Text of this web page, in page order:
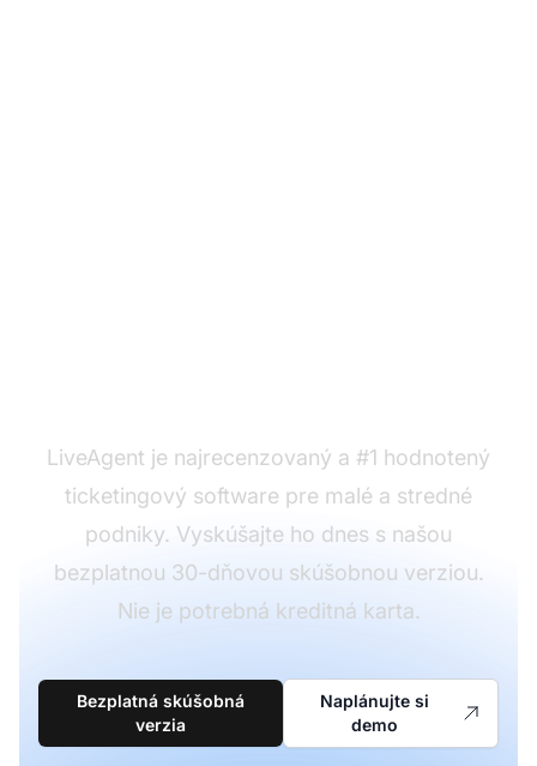
LiveAgent je najrecenzovaný a #1 hodnotený
ticketingový software pre malé a stredné
podniky. Vyskúšajte ho dnes s našou
bezplatnou 30-dňovou skúšobnou verziou.
Nie je potrebná kreditná karta.
Bezplatná skúšobná
verzia
Naplánujte si
demo